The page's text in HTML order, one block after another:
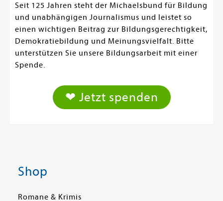
Seit 125 Jahren steht der Michaelsbund für Bildung
und unabhängigen Journalismus und leistet so
einen wichtigen Beitrag zur Bildungsgerechtigkeit,
Demokratiebildung und Meinungsvielfalt. Bitte
unterstützen Sie unsere Bildungsarbeit mit einer
Spende.
❤ Jetzt spenden
Shop
Romane & Krimis